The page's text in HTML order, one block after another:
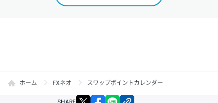
ホーム FXネオ スワップポイントカレンダー
X facebook